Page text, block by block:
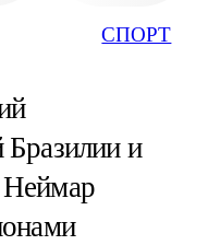
СПОРТ
Бразилии и